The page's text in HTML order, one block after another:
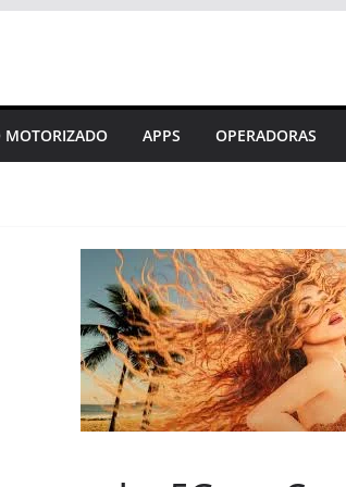
APPS OPERADORAS